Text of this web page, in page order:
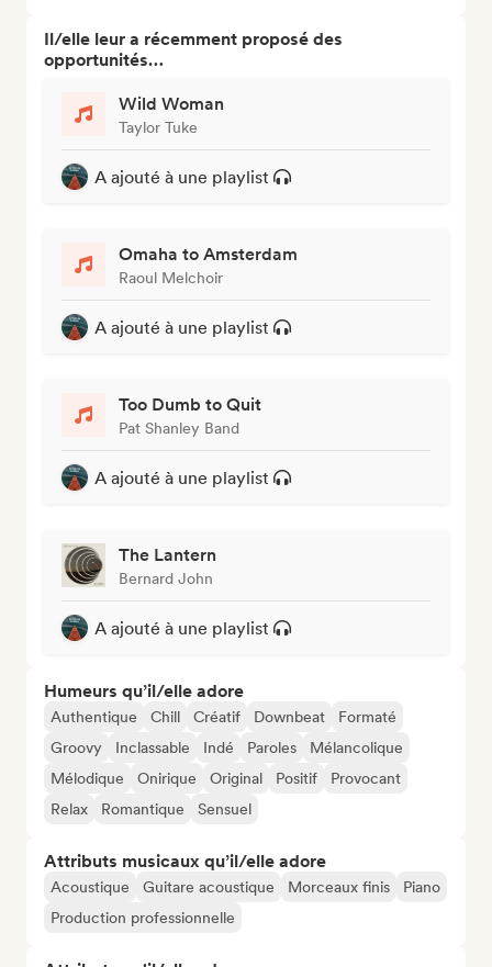
Il/elle leur a récemment proposé des
opportunités…
Wild Woman
Taylor Tuke
A ajouté à une playlist
Omaha to Amsterdam
Raoul Melchoir
A ajouté à une playlist
Too Dumb to Quit
Pat Shanley Band
A ajouté à une playlist
The Lantern
Bernard John
A ajouté à une playlist
Humeurs qu’il/elle adore
Authentique Chill Créatif Downbeat
Formaté
Groovy
Inclassable Indé Paroles
Mélancolique
Mélodique
Onirique Original Positif
Provocant
Relax
Romantique Sensuel
Attributs musicaux qu’il/elle adore
Acoustique Guitare acoustique Morceaux finis
Piano
Production professionnelle